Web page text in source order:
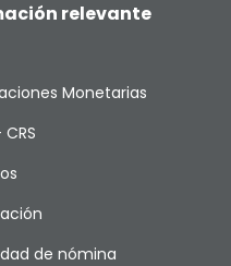
relevante
Monetarias
de nómina